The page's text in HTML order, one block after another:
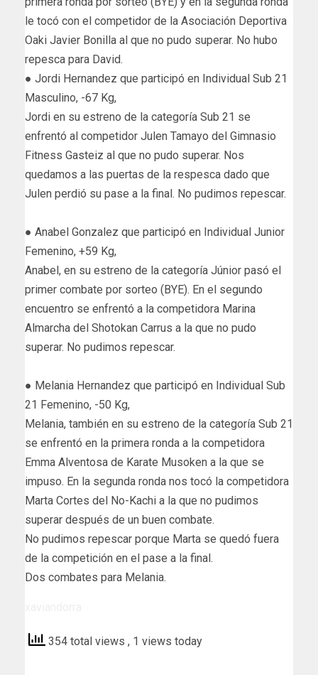
le tocó con el competidor de la Asociación Deportiva
Oaki Javier Bonilla al que no pudo superar. No hubo
repesca para David.
● Jordi Hernandez que participó en Individual Sub 21
Masculino, -67 Kg,
Jordi en su estreno de la categoría Sub 21 se
enfrentó al competidor Julen Tamayo del Gimnasio
Fitness Gasteiz al que no pudo superar. Nos
quedamos a las puertas de la respesca dado que
Julen perdió su pase a la final. No pudimos repescar.
● Anabel Gonzalez que participó en Individual Junior
Femenino, +59 Kg,
Anabel, en su estreno de la categoría Júnior pasó el
primer combate por sorteo (BYE). En el segundo
encuentro se enfrentó a la competidora Marina
Almarcha del Shotokan Carrus a la que no pudo
superar. No pudimos repescar.
● Melania Hernandez que participó en Individual Sub
21 Femenino, -50 Kg,
Melania, también en su estreno de la categoría Sub 21
se enfrentó en la primera ronda a la competidora
Emma Alventosa de Karate Musoken a la que se
impuso. En la segunda ronda nos tocó la competidora
Marta Cortes del No-Kachi a la que no pudimos
superar después de un buen combate.
No pudimos repescar porque Marta se quedó fuera
de la competición en el pase a la final.
Dos combates para Melania.
354 total views , 1 views today